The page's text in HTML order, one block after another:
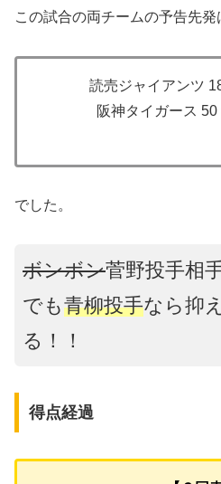
この試合の両チームの予告先発
読売ジャイアンツ
阪神タイガース 50
でした。
ボンボン菅野投手相
でも青柳投手なら抑
る！！
得点経過